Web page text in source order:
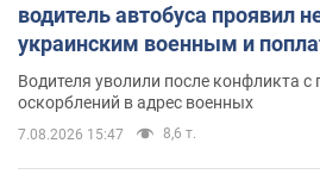
водитель автобуса проявил
украинским военным и
Водителя уволили после конфликта
оскорблений в адрес военных
7.08.2026 15:47 8,6 т.